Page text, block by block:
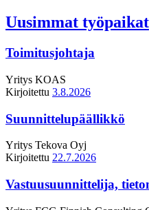
Uusimmat työpaikat
Toimitusjohtaja
Yritys KOAS
Kirjoitettu 3.8.2026
Suunnittelupäällikkö
Yritys Tekova Oyj
Kirjoitettu 22.7.2026
Vastuusuunnittelija,